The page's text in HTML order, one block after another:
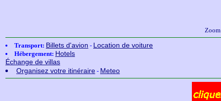
Transport: Billets d'avion - Location de voiture
Hébergement: Hotels
Échange de villas
Organisez votre itinéraire - Meteo